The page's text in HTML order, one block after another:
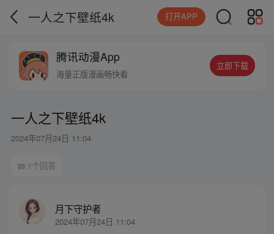
一人之下壁纸4k 打开APP
腾讯动漫App
海量正版漫画畅快看
立即下载
一人之下壁纸4k
2024年07月24日 11:04
1个回答
月下守护者
2024年07月24日 11:04